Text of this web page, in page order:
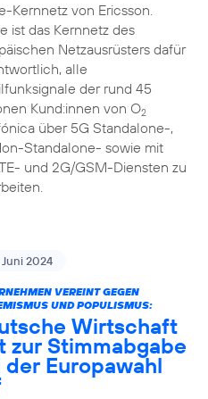
Kernnetz von Ericsson.
ist das Kernnetz des
Netzausrüsters dafür
alle
der rund 45
Kund:innen von O2
über 5G Standalone-,
Standalone- sowie mit
und 2G/GSM-Diensten zu
2024
VEREINT GEGEN
UND POPULISMUS:
Wirtschaft
zur Stimmabgabe
der Europawahl